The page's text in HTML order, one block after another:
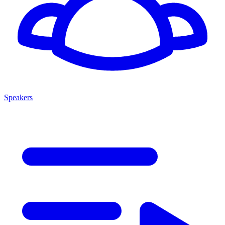
Speakers